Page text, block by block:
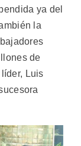
ya del
la
de
Luis